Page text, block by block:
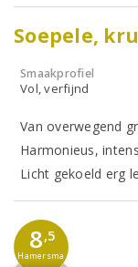
Soepele,
Smaakprofiel
Vol, verfijnd
Van overwegend
Harmonieus,
Licht gekoeld erg
8,5
Hamersma